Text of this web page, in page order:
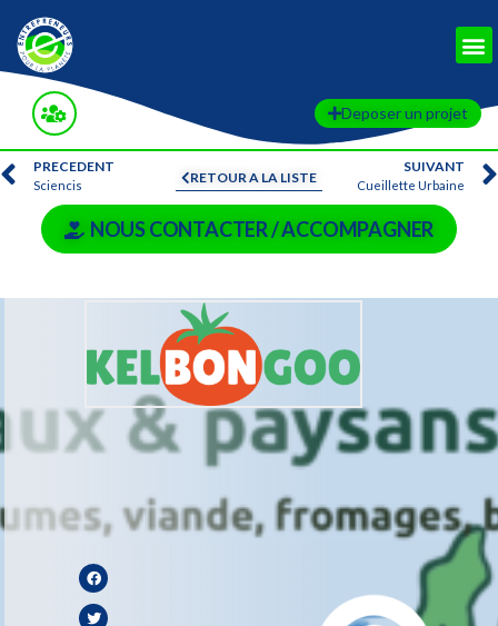
Deposer un projet
RETOUR A LA LISTE
PRECEDENT
Sciencis
SUIVANT
Cueillette Urbaine
NOUS CONTACTER / ACCOMPAGNER